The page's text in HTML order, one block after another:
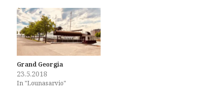
b
o
o
k
(
O
p
s
i
n
n
t
e
r
(
O
p
e
n
i
n
e
Grand Georgia
23.5.2018
In "Lounasarvio"